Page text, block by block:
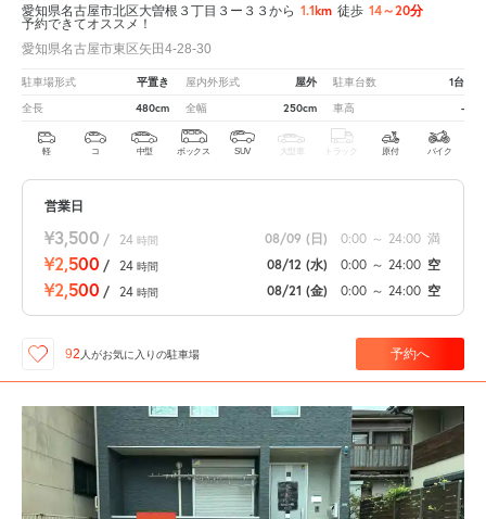
愛知県名古屋市北区大曽根３丁目３ー３３から 1.1km 徒歩 14～20分
予約できてオススメ！
愛知県名古屋市東区矢田4-28-30
駐車場形式 平置き 屋内外形式 屋外 駐車台数 1台
全長 480cm 全幅 250cm 車高 -
軽 コ 中型 ボックス SUV 大型車 トラック 原付 バイク
営業日
¥3,500 / 24 時間 08/09 (日) 0:00 ～ 24:00 満
¥2,500 / 24 時間 08/12 (水) 0:00 ～ 24:00 空
¥2,500 / 24 時間 08/21 (金) 0:00 ～ 24:00 空
92 人がお気に入りの駐車場 予約へ